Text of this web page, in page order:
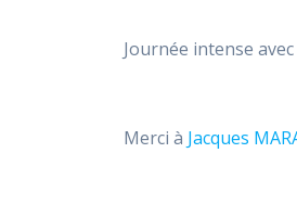
Journée intense
Merci à Jacques